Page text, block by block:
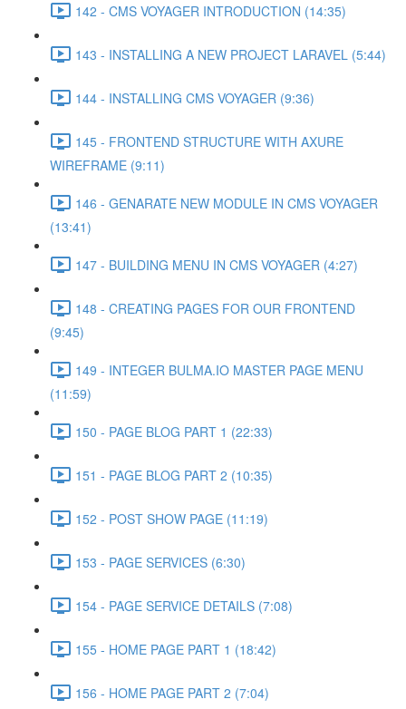
142 - CMS VOYAGER INTRODUCTION (14:35)
143 - INSTALLING A NEW PROJECT LARAVEL (5:44)
144 - INSTALLING CMS VOYAGER (9:36)
145 - FRONTEND STRUCTURE WITH AXURE
WIREFRAME (9:11)
146 - GENARATE NEW MODULE IN CMS VOYAGER
(13:41)
147 - BUILDING MENU IN CMS VOYAGER (4:27)
148 - CREATING PAGES FOR OUR FRONTEND
(9:45)
149 - INTEGER BULMA.IO MASTER PAGE MENU
(11:59)
150 - PAGE BLOG PART 1 (22:33)
151 - PAGE BLOG PART 2 (10:35)
152 - POST SHOW PAGE (11:19)
153 - PAGE SERVICES (6:30)
154 - PAGE SERVICE DETAILS (7:08)
155 - HOME PAGE PART 1 (18:42)
156 - HOME PAGE PART 2 (7:04)